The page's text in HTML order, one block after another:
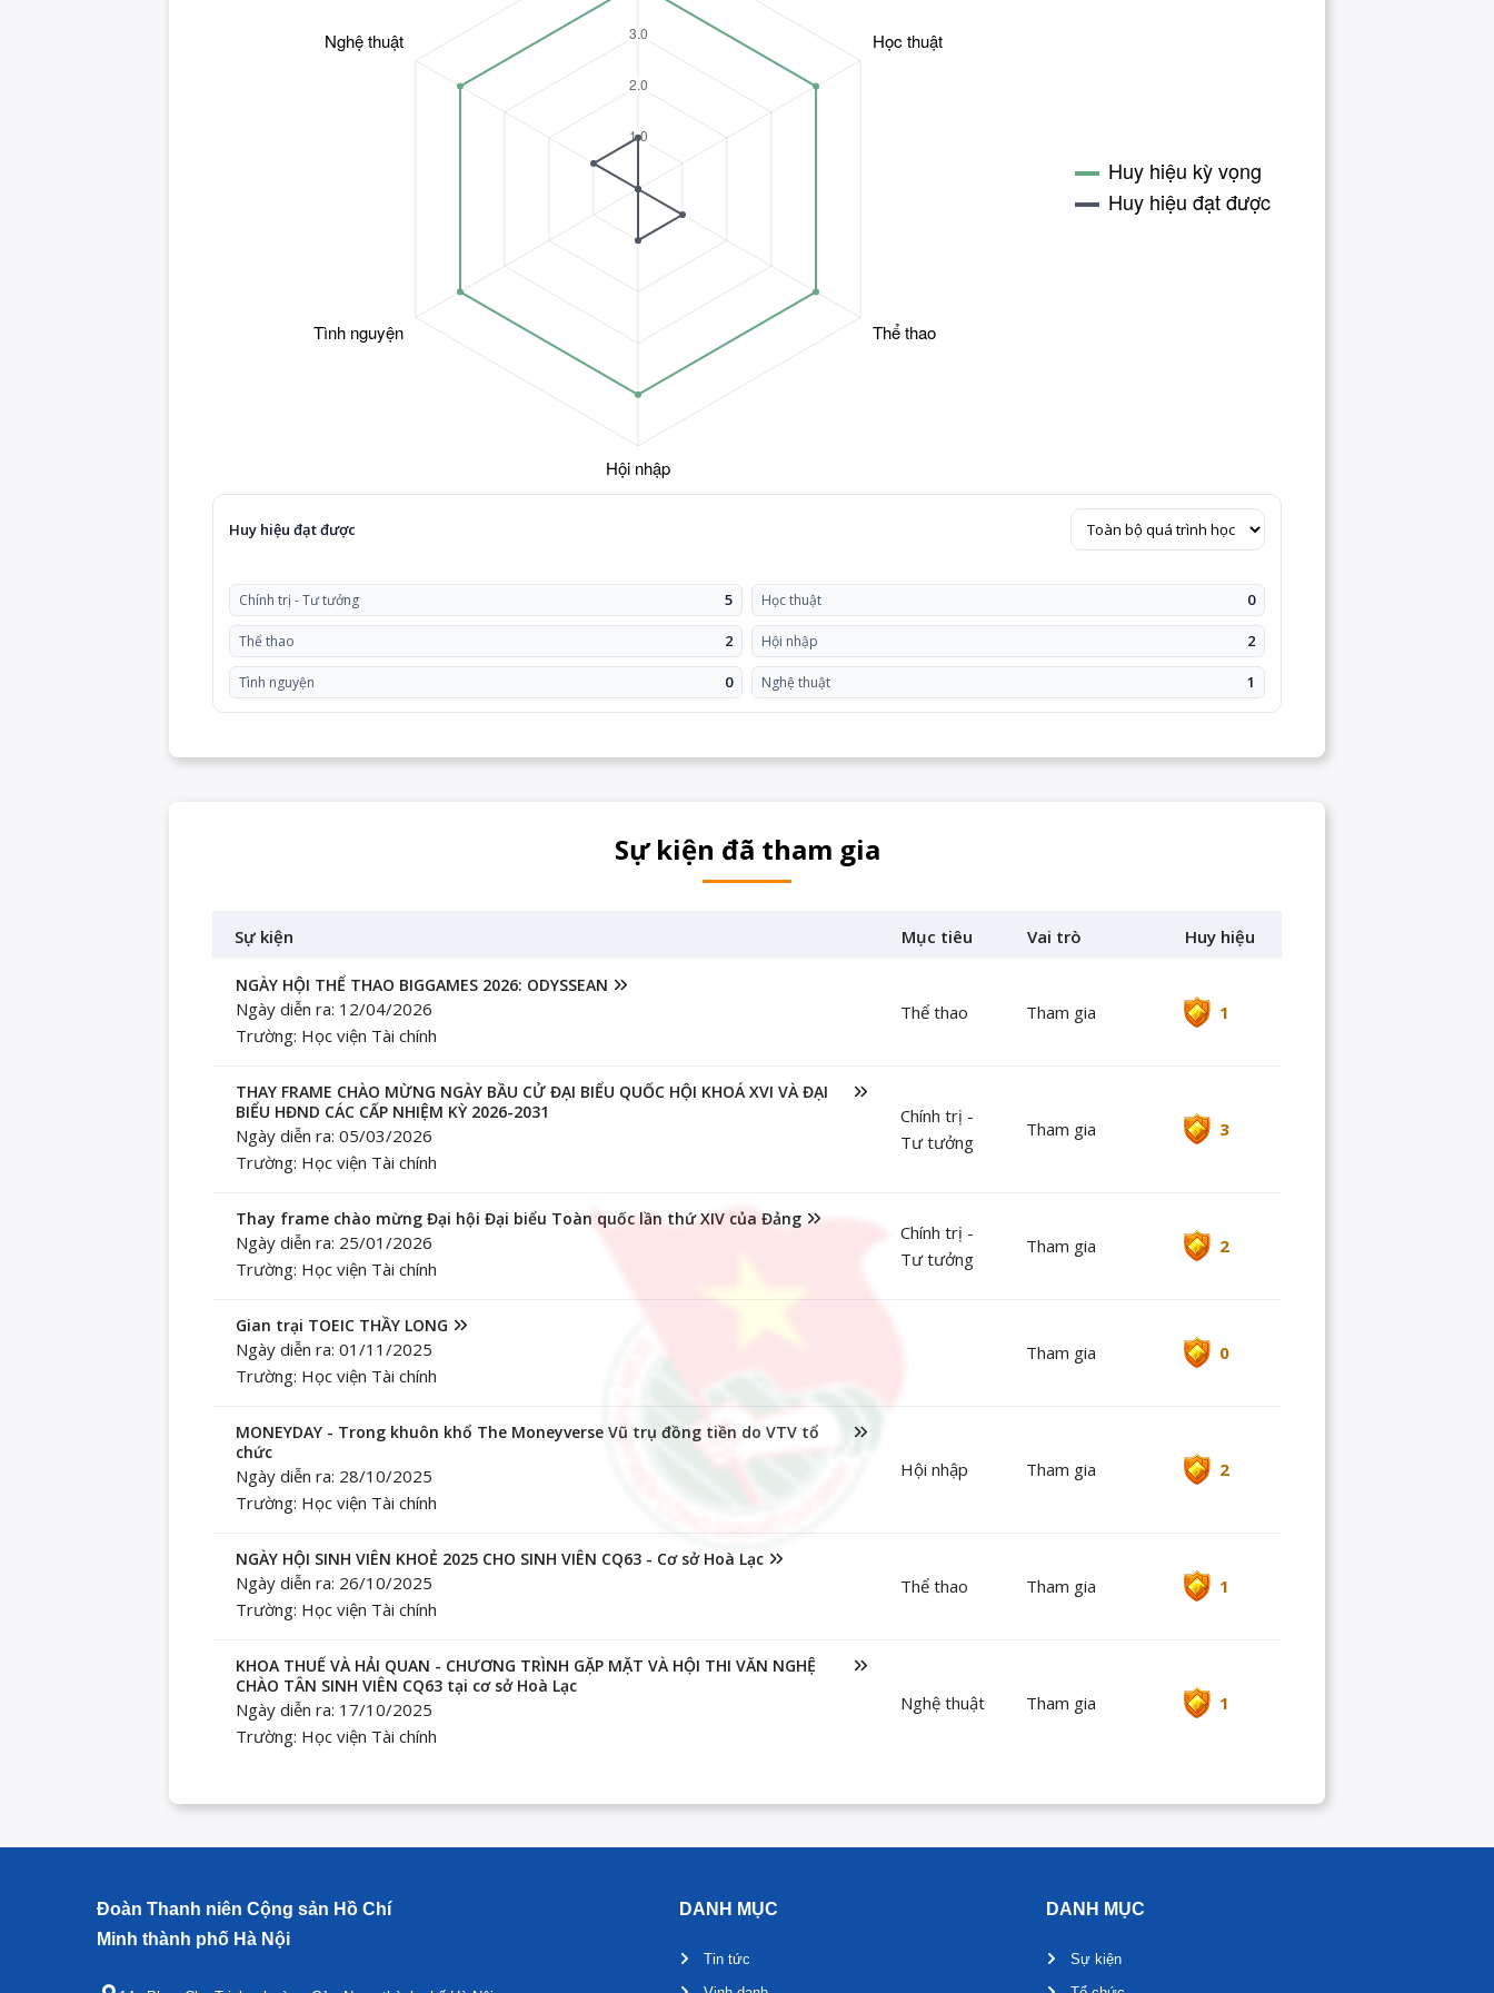
Huy hiệu đạt được
Chính trị - Tư tưởng 5 Học thuật 0
Thể thao 2 Hội nhập 2
Tình nguyện 0 Nghệ thuật 1
Sự kiện đã tham gia
Sự kiện Mục tiêu Vai trò Huy hiệu
NGÀY HỘI THỂ THAO BIGGAMES 2026: ODYSSEAN
Ngày diễn ra: 12/04/2026
Trường: Học viện Tài chính
Thể thao Tham gia 1
THAY FRAME CHÀO MỪNG NGÀY BẦU CỬ ĐẠI BIỂU QUỐC HỘI KHOÁ XVI VÀ ĐẠI
BIỂU HĐND CÁC CẤP NHIỆM KỲ 2026-2031
Ngày diễn ra: 05/03/2026
Trường: Học viện Tài chính
Chính trị -
Tư tưởng
Tham gia 3
Thay frame chào mừng Đại hội Đại biểu Toàn quốc lần thứ XIV của Đảng
Ngày diễn ra: 25/01/2026
Trường: Học viện Tài chính
Chính trị -
Tư tưởng
Tham gia 2
Gian trại TOEIC THẦY LONG
Ngày diễn ra: 01/11/2025
Trường: Học viện Tài chính
Tham gia 0
MONEYDAY - Trong khuôn khổ The Moneyverse Vũ trụ đồng tiền do VTV tổ
chức
Ngày diễn ra: 28/10/2025
Trường: Học viện Tài chính
Hội nhập Tham gia 2
NGÀY HỘI SINH VIÊN KHOẺ 2025 CHO SINH VIÊN CQ63 - Cơ sở Hoà Lạc
Ngày diễn ra: 26/10/2025
Trường: Học viện Tài chính
Thể thao Tham gia 1
KHOA THUẾ VÀ HẢI QUAN - CHƯƠNG TRÌNH GẶP MẶT VÀ HỘI THI VĂN NGHỆ
CHÀO TÂN SINH VIÊN CQ63 tại cơ sở Hoà Lạc
Ngày diễn ra: 17/10/2025
Trường: Học viện Tài chính
Nghệ thuật Tham gia 1
Đoàn Thanh niên Cộng sản Hồ Chí
Minh thành phố Hà Nội
DANH MỤC
Tin tức
DANH MỤC
Sự kiện